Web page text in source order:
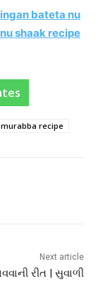
bateta nu
shaak recipe
murabba recipe
Next article
રીત | સુવાળી